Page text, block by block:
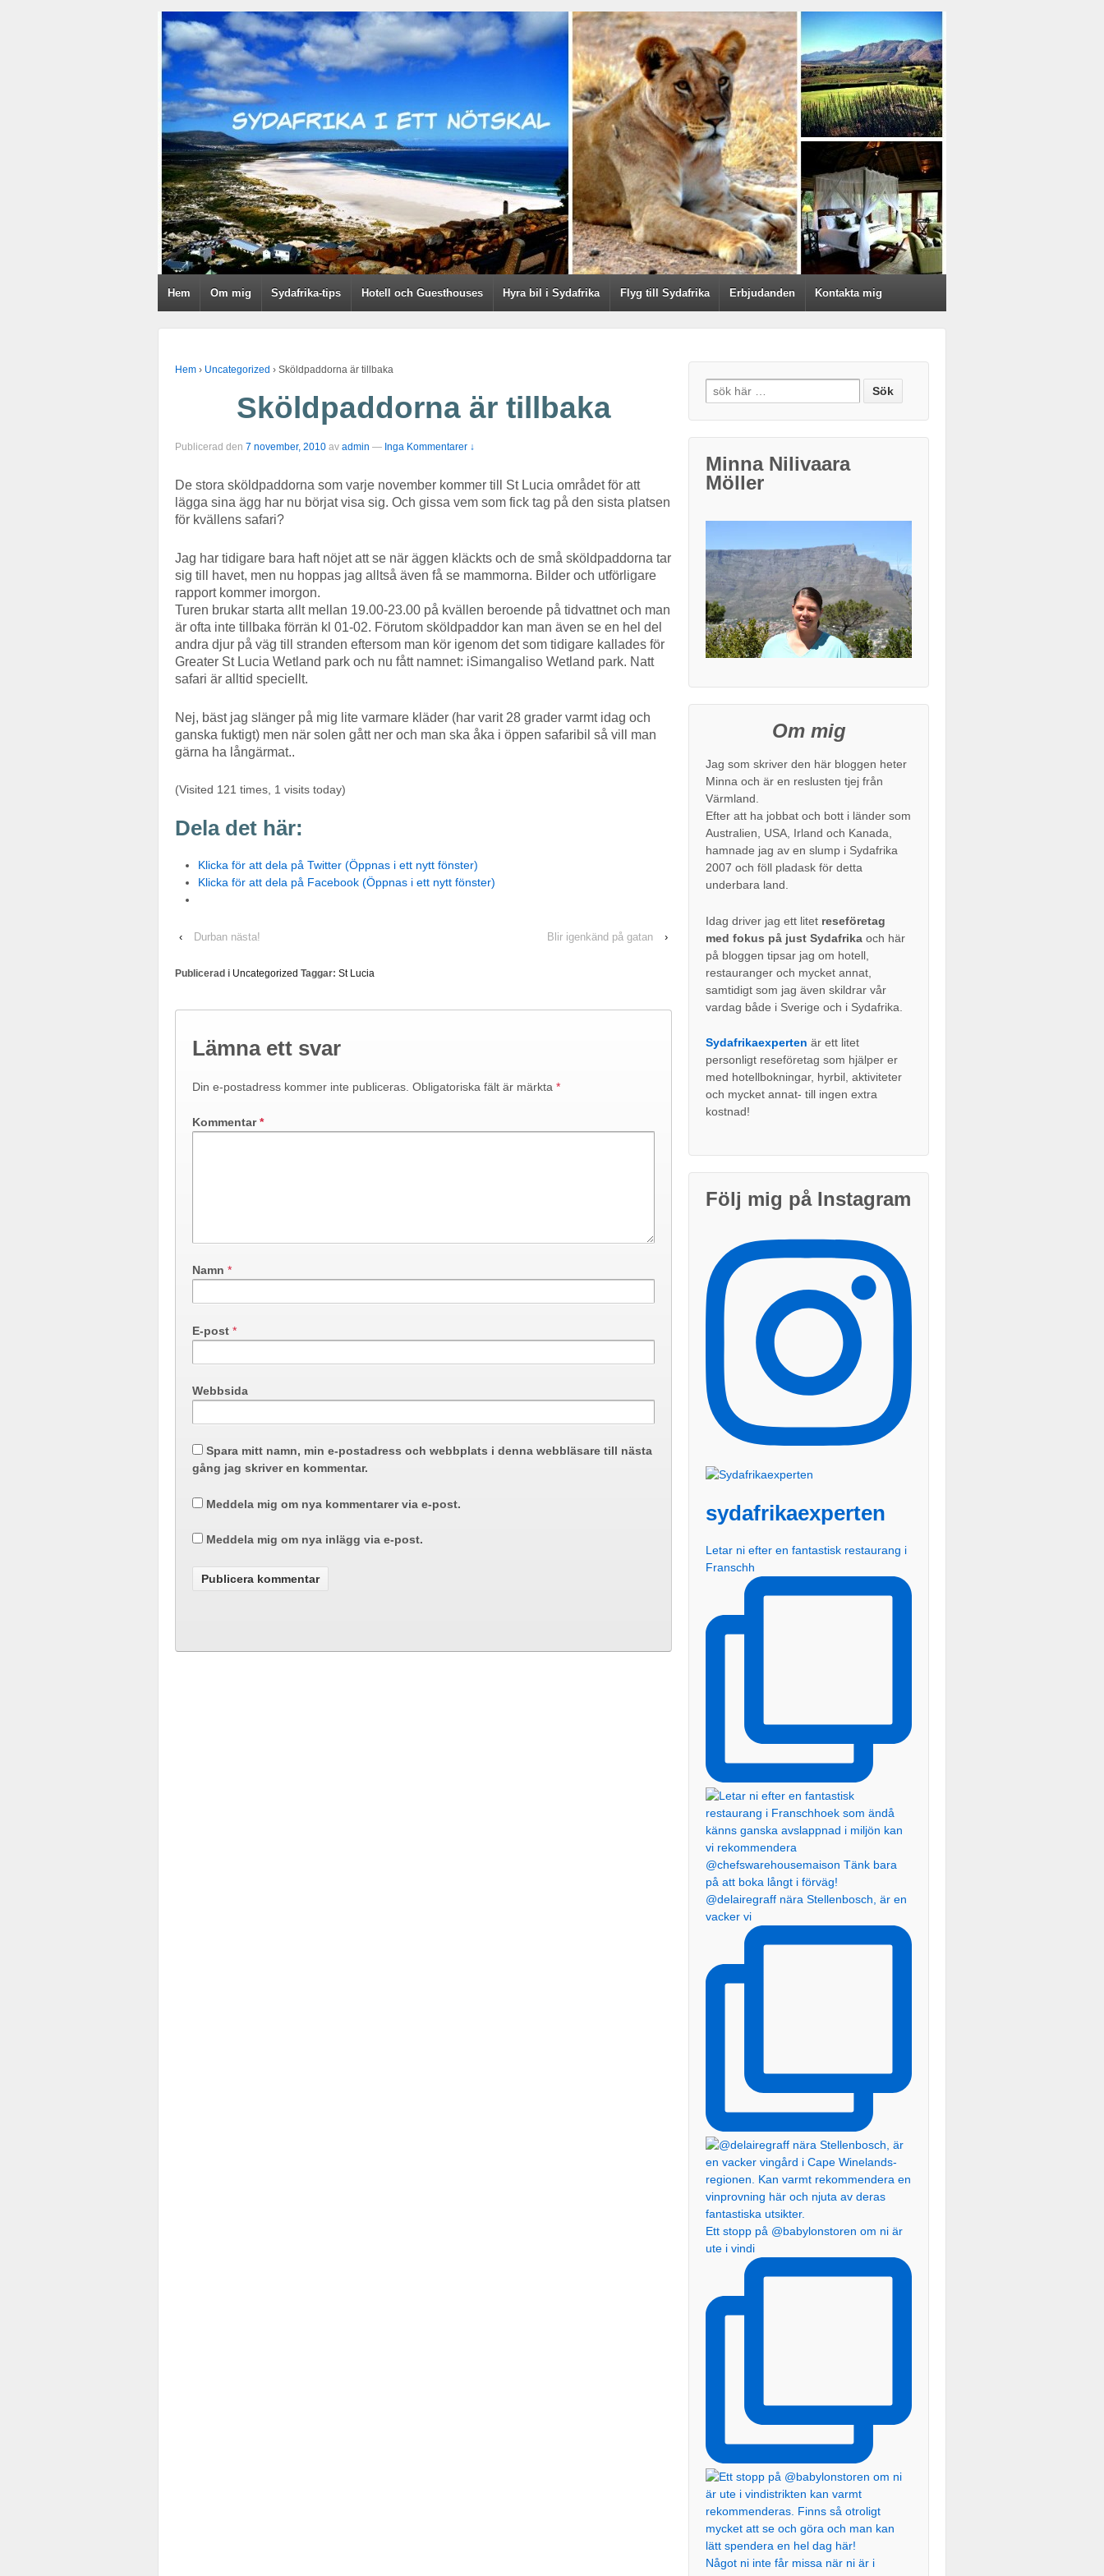
Hem Om mig Sydafrika-tips Hotell och Guesthouses Hyra bil i Sydafrika Flyg till Sydafrika Erbjudanden Kontakta mig
Hem › Uncategorized › Sköldpaddorna är tillbaka
Sköldpaddorna är tillbaka
Publicerad den 7 november, 2010 av admin — Inga Kommentarer ↓
De stora sköldpaddorna som varje november kommer till St Lucia området för att
lägga sina ägg har nu börjat visa sig. Och gissa vem som fick tag på den sista platsen
för kvällens safari?
Jag har tidigare bara haft nöjet att se när äggen kläckts och de små sköldpaddorna tar
sig till havet, men nu hoppas jag alltså även få se mammorna. Bilder och utförligare
rapport kommer imorgon.
Turen brukar starta allt mellan 19.00-23.00 på kvällen beroende på tidvattnet och man
är ofta inte tillbaka förrän kl 01-02. Förutom sköldpaddor kan man även se en hel del
andra djur på väg till stranden eftersom man kör igenom det som tidigare kallades för
Greater St Lucia Wetland park och nu fått namnet: iSimangaliso Wetland park. Natt
safari är alltid speciellt.
Nej, bäst jag slänger på mig lite varmare kläder (har varit 28 grader varmt idag och
ganska fuktigt) men när solen gått ner och man ska åka i öppen safaribil så vill man
gärna ha långärmat..
(Visited 121 times, 1 visits today)
Dela det här:
Klicka för att dela på Twitter (Öppnas i ett nytt fönster)
Klicka för att dela på Facebook (Öppnas i ett nytt fönster)
‹ Durban nästa! Blir igenkänd på gatan ›
Publicerad i Uncategorized Taggar: St Lucia
Lämna ett svar
Din e-postadress kommer inte publiceras. Obligatoriska fält är märkta *
Kommentar*
Namn *
E-post *
Webbsida
Spara mitt namn, min e-postadress och webbplats i denna webbläsare till nästa
gång jag skriver en kommentar.
Meddela mig om nya kommentarer via e-post.
Meddela mig om nya inlägg via e-post.
Search for:
Minna Nilivaara
Möller
Om mig
Jag som skriver den här bloggen heter
Minna och är en reslusten tjej från
Värmland.
Efter att ha jobbat och bott i länder som
Australien, USA, Irland och Kanada,
hamnade jag av en slump i Sydafrika
2007 och föll pladask för detta
underbara land.
Idag driver jag ett litet reseföretag
med fokus på just Sydafrika och här
på bloggen tipsar jag om hotell,
restauranger och mycket annat,
samtidigt som jag även skildrar vår
vardag både i Sverige och i Sydafrika.
Sydafrikaexperten är ett litet
personligt reseföretag som hjälper er
med hotellbokningar, hyrbil, aktiviteter
och mycket annat- till ingen extra
kostnad!
Följ mig på Instagram
sydafrikaexperten
Letar ni efter en fantastisk restaurang i
Franschh
@delairegraff nära Stellenbosch, är en
vacker vi
Ett stopp på @babylonstoren om ni är
ute i vindi
Något ni inte får missa när ni är i